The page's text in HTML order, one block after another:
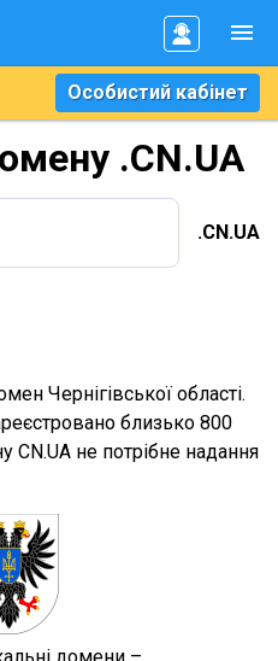
Особистий кабінет
.CN.UA
.CN.UA
Чернігівської області.
близько 800
CN.UA не потрібне надання